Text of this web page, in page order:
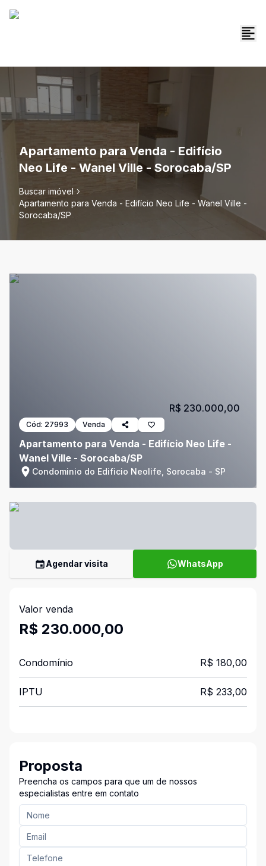
Apartamento para Venda - Edifício
Neo Life - Wanel Ville - Sorocaba/SP
Buscar imóvel
Apartamento para Venda - Edifício Neo Life - Wanel Ville -
Sorocaba/SP
Cód: 27993 Venda
Apartamento para Venda - Edifício Neo Life -
Wanel Ville - Sorocaba/SP
Condominio do Edificio Neolife, Sorocaba - SP
R$ 230.000,00
Agendar visita WhatsApp
Valor venda
R$ 230.000,00
Condomínio R$ 180,00
IPTU R$ 233,00
Proposta
Preencha os campos para que um de nossos
especialistas entre em contato